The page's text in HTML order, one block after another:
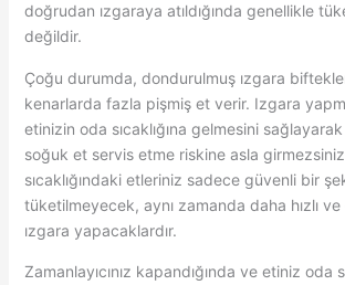
doğrudan ızgaraya atıldığında genellikle
değildir.
Çoğu durumda, dondurulmuş ızgara
kenarlarda fazla pişmiş et verir. Izgara
etinizin oda sıcaklığına gelmesini sağlayarak
soğuk et servis etme riskine asla
sıcaklığındaki etleriniz sadece güvenli bir
tüketilmeyecek, aynı zamanda daha hızlı
ızgara yapacaklardır.
Zamanlayıcınız kapandığında ve etiniz oda